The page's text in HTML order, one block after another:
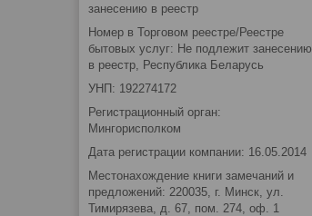
занесению в реестр
Номер в Торговом реестре/Реестре
бытовых услуг: Не подлежит занесению
в реестр, Республика Беларусь
УНП: 192274172
Регистрационный орган:
Мингорисполком
Дата регистрации компании: 16.05.2014
Местонахождение книги замечаний и
предложений: 220035, г. Минск, ул.
Тимирязева, д. 67, пом. 274, оф. 1